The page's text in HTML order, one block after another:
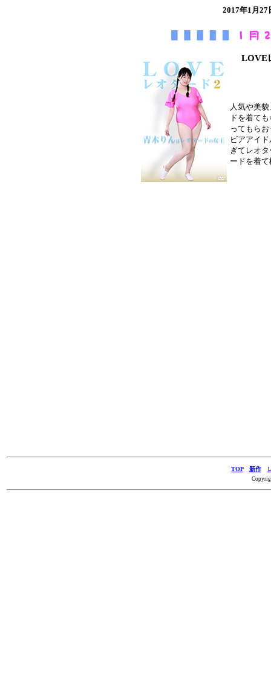
2017年1月
LOVE
人気や美
ドを着て
ってもら
ビアアイ
ぎてレオ
ードを着
TOP 新作